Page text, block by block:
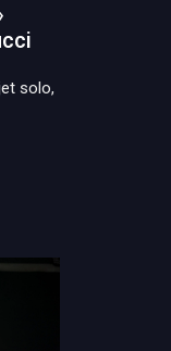
solo,